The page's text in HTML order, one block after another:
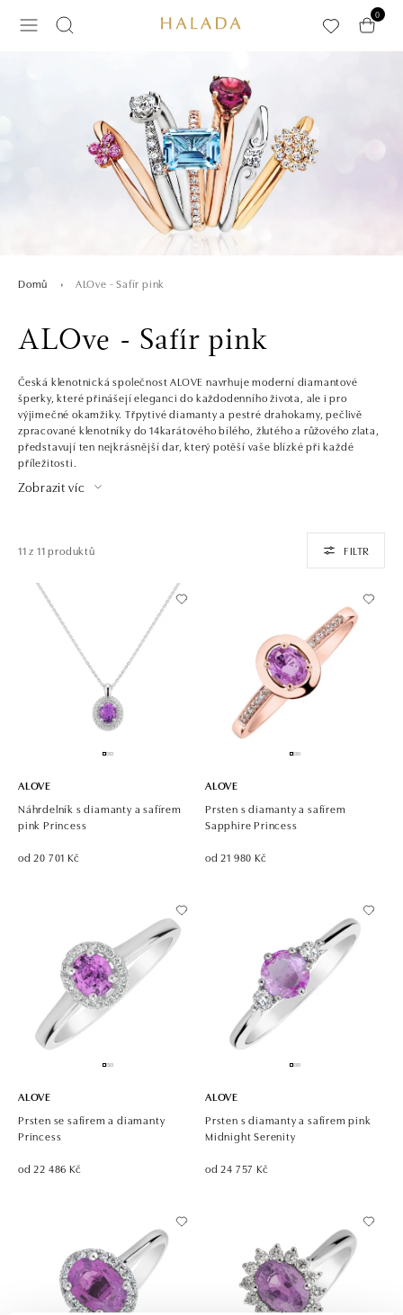
0
Domů ALOve - Safír pink
ALOve - Safír pink
Česká klenotnická společnost ALOVE navrhuje moderní diamantové
šperky, které přinášejí eleganci do každodenního života, ale i pro
výjimečné okamžiky. Třpytivé diamanty a pestré drahokamy, pečlivě
zpracované klenotníky do 14karátového bílého, žlutého a růžového zlata,
představují ten nejkrásnější dar, který potěší vaše blízké při každé
příležitosti.
Zobrazit víc
11 z 11 produktů FILTR
ALOVE
Náhrdelník s diamanty a safírem
pink Princess
od 20 701 Kč
ALOVE
Prsten s diamanty a safírem
Sapphire Princess
od 21 980 Kč
ALOVE
Prsten se safírem a diamanty
Princess
od 22 486 Kč
ALOVE
Prsten s diamanty a safírem pink
Midnight Serenity
od 24 757 Kč